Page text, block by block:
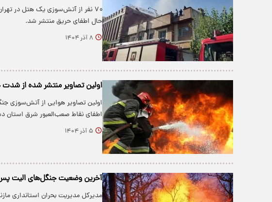
۷۰ نفر از آتش‌سوزی یک هتل در
حال اطفای حریق منتشر شد.
۸ آذر ۱۴۰۴
اولین تصاویر منتشر شده از
اولین تصاویر هوایی از آتش‌سوزی
اطفای نقاط صعب‌العبور شرق
۵ آذر ۱۴۰۴
آخرین وضعیت جنگل‌های الیت
مدیرکل مدیریت بحران استانداری